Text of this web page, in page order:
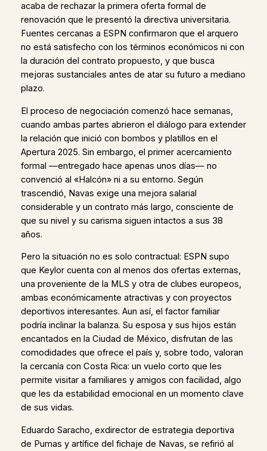
acaba de rechazar la primera oferta formal de
renovación que le presentó la directiva universitaria.
Fuentes cercanas a ESPN confirmaron que el arquero
no está satisfecho con los términos económicos ni con
la duración del contrato propuesto, y que busca
mejoras sustanciales antes de atar su futuro a mediano
plazo.
El proceso de negociación comenzó hace semanas,
cuando ambas partes abrieron el diálogo para extender
la relación que inició con bombos y platillos en el
Apertura 2025. Sin embargo, el primer acercamiento
formal —entregado hace apenas unos días— no
convenció al «Halcón» ni a su entorno. Según
trascendió, Navas exige una mejora salarial
considerable y un contrato más largo, consciente de
que su nivel y su carisma siguen intactos a sus 38
años.
Pero la situación no es solo contractual: ESPN supo
que Keylor cuenta con al menos dos ofertas externas,
una proveniente de la MLS y otra de clubes europeos,
ambas económicamente atractivas y con proyectos
deportivos interesantes. Aun así, el factor familiar
podría inclinar la balanza. Su esposa y sus hijos están
encantados en la Ciudad de México, disfrutan de las
comodidades que ofrece el país y, sobre todo, valoran
la cercanía con Costa Rica: un vuelo corto que les
permite visitar a familiares y amigos con facilidad, algo
que les da estabilidad emocional en un momento clave
de sus vidas.
Eduardo Saracho, exdirector de estrategia deportiva
de Pumas y artífice del fichaje de Navas, se refirió al